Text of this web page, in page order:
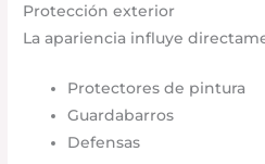
Protección exterior
La apariencia influye
Protectores de pintura
Guardabarros
Defensas